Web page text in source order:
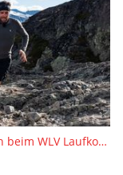
„Das Limit bin nur ich“ – Jonas Deichmann beim WLV Laufkongress